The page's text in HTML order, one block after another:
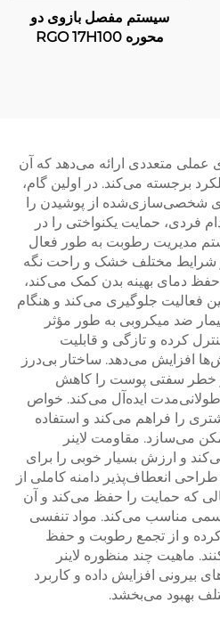
سیستم مفصل بازوی دو
محوره RGO 17H100
عملی متعددی ارائه می‌دهد که آن
برجسته می‌کند. در اولین گام،
شخصی‌سازی‌شده از پوشیدن را
فردی، حمایت یکنواختی را در
مدیریت رطوبت به طور فعال
شرایط مختلف خشک و راحت نگه
حفظ دمای بهینه بدن کمک می‌کند،
فعالیت جلوگیری می‌کند و هنگام
ضد میکروبی به طور مؤثر
کرده و تازگی و قابلیت
افزایش می‌دهد. ساختار بی‌درز
و خطر سفتی پوست را کاهش
ایده‌آل می‌کند. خواص
را فراهم می‌کند و استفاده
می‌سازد. مقاومت لاینر
و ارزش بسیار خوبی را برای
انعطاف‌پذیر دامنه کاملی از
که حمایت را حفظ می‌کند و آن
مناسب می‌کند. مواد تنفسی
و از تجمع رطوبت و حفظ
ماهیت چند منظوره لاینر
بیرونی افزایش داده و کاربرد
بهبود می‌بخشد.